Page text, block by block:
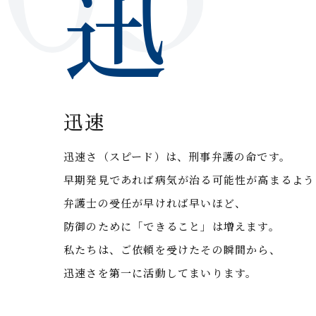
迅速
迅速さ（スピード）は、刑事弁護の命です。
早期発見であれば病気が治る可能性が高まるよ
弁護士の受任が早ければ早いほど、
防御のために「できること」は増えます。
私たちは、ご依頼を受けたその瞬間から、
迅速さを第一に活動してまいります。